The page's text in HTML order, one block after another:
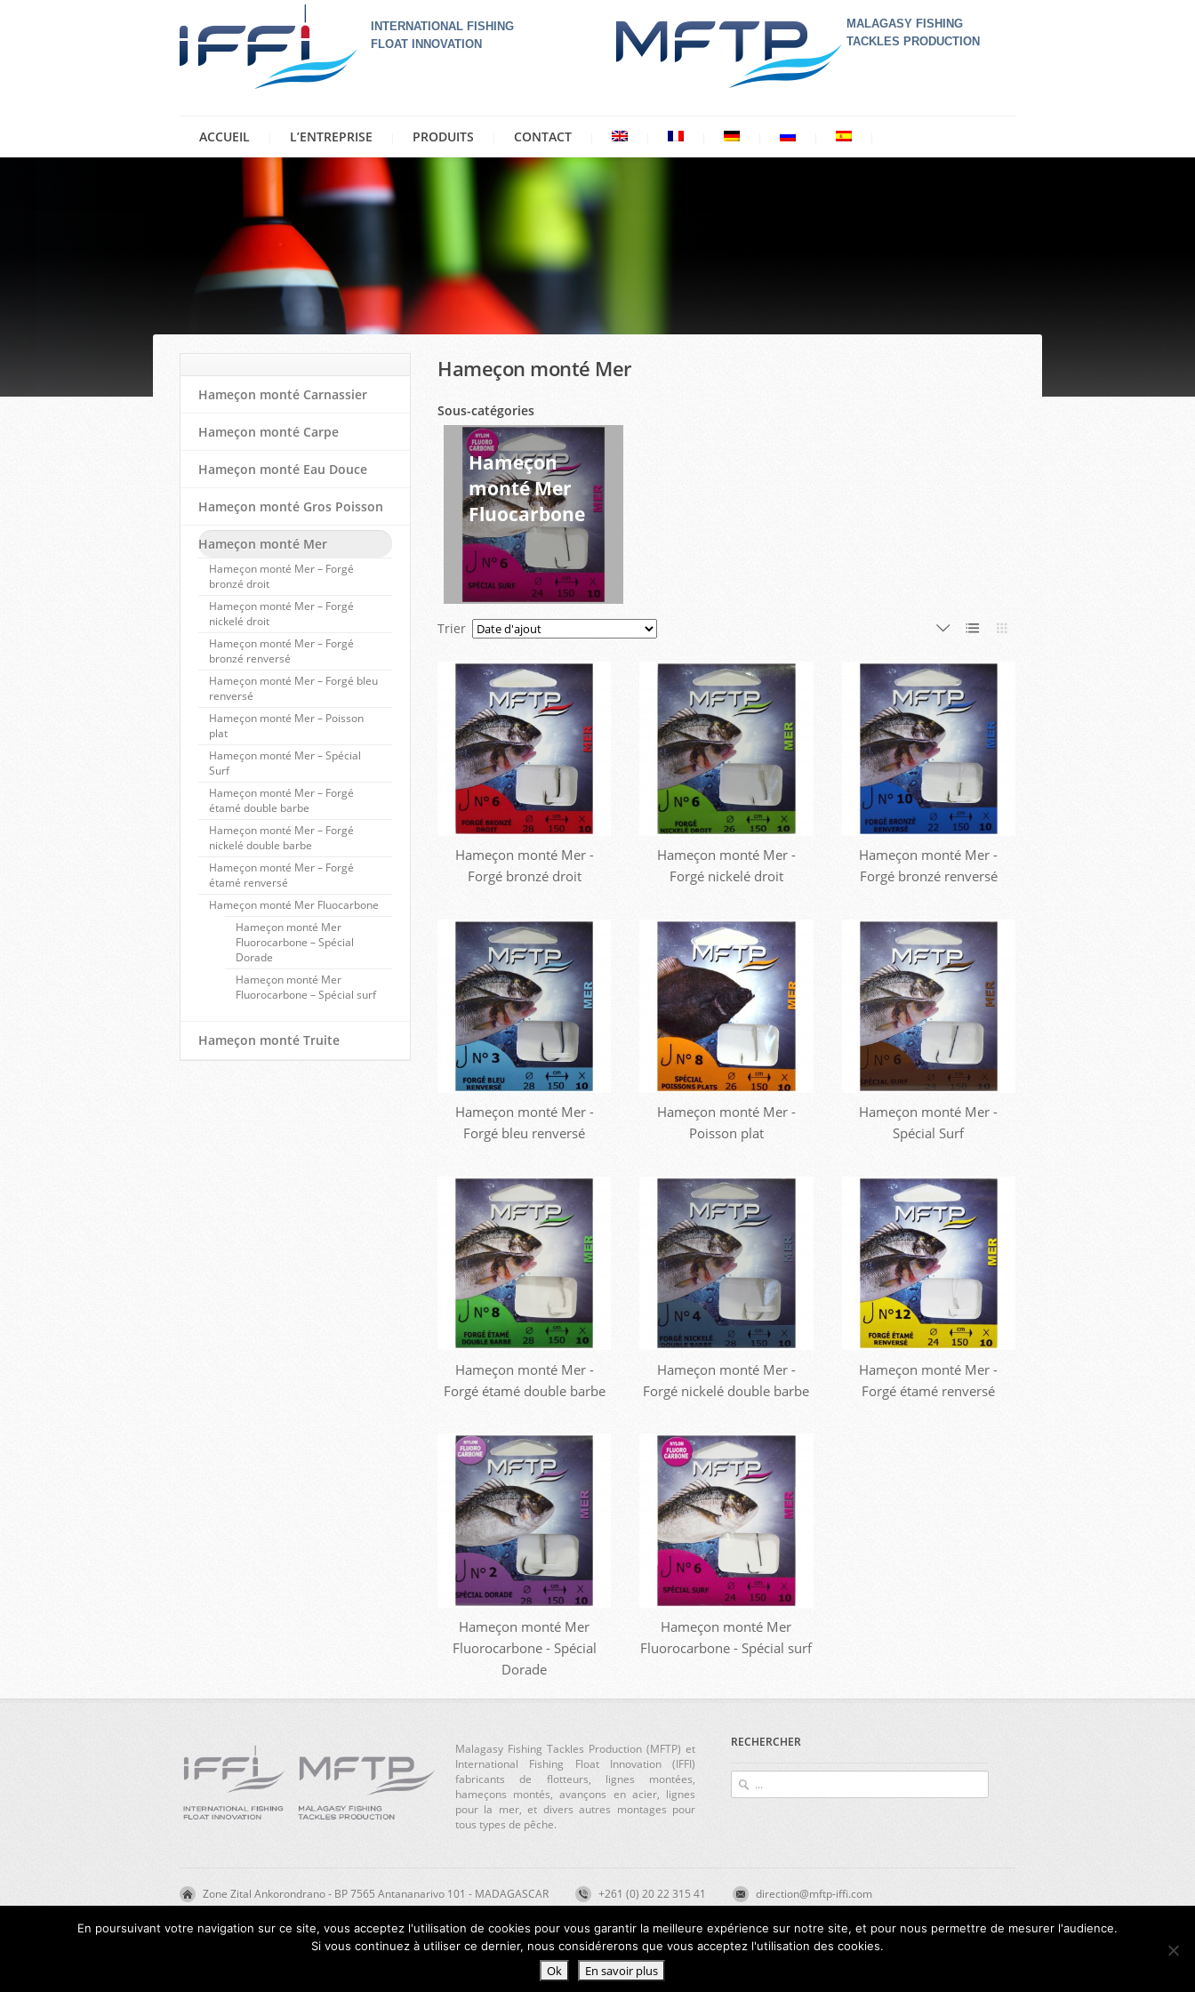
INTERNATIONAL FISHING
FLOAT INNOVATION
MALAGASY FISHING
TACKLES PRODUCTION
ACCUEIL L’ENTREPRISE PRODUITS CONTACT
Hameçon monté Carnassier
Hameçon monté Carpe
Hameçon monté Eau Douce
Hameçon monté Gros Poisson
Hameçon monté Mer
Hameçon monté Mer – Forgé
bronzé droit
Hameçon monté Mer – Forgé
nickelé droit
Hameçon monté Mer – Forgé
bronzé renversé
Hameçon monté Mer – Forgé bleu
renversé
Hameçon monté Mer – Poisson
plat
Hameçon monté Mer – Spécial
Surf
Hameçon monté Mer – Forgé
étamé double barbe
Hameçon monté Mer – Forgé
nickelé double barbe
Hameçon monté Mer – Forgé
étamé renversé
Hameçon monté Mer Fluocarbone
Hameçon monté Mer
Fluorocarbone – Spécial
Dorade
Hameçon monté Mer
Fluorocarbone – Spécial surf
Hameçon monté Truite
Hameçon monté Mer
Sous-catégories
Hameçon
monté Mer
Fluocarbone
Trier
Hameçon monté Mer -
Forgé bronzé droit
Hameçon monté Mer -
Forgé nickelé droit
Hameçon monté Mer -
Forgé bronzé renversé
Hameçon monté Mer -
Forgé bleu renversé
Hameçon monté Mer -
Poisson plat
Hameçon monté Mer -
Spécial Surf
Hameçon monté Mer -
Forgé étamé double barbe
Hameçon monté Mer -
Forgé nickelé double barbe
Hameçon monté Mer -
Forgé étamé renversé
Hameçon monté Mer
Fluorocarbone - Spécial
Dorade
Hameçon monté Mer
Fluorocarbone - Spécial surf
Malagasy Fishing Tackles Production (MFTP) et
International Fishing Float Innovation (IFFI)
fabricants de flotteurs, lignes montées,
hameçons montés, avançons en acier, lignes
pour la mer, et divers autres montages pour
tous types de pêche.
RECHERCHER
Zone Zital Ankorondrano - BP 7565 Antananarivo 101 - MADAGASCAR +261 (0) 20 22 315 41 direction@mftp-iffi.com
En poursuivant votre navigation sur ce site, vous acceptez l'utilisation de cookies pour vous garantir la meilleure expérience sur notre site, et pour nous permettre de mesurer l'audience.
Si vous continuez à utiliser ce dernier, nous considérerons que vous acceptez l'utilisation des cookies.
Ok En savoir plus